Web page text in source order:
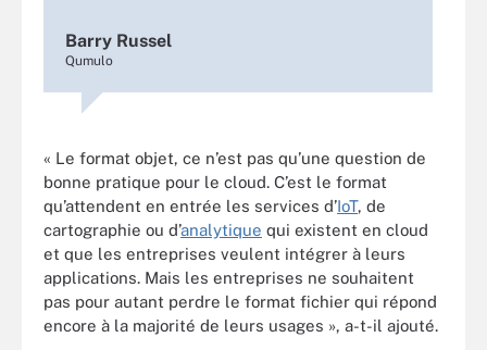
Barry Russel
Qumulo
« Le format objet, ce n’est pas qu’une question de
bonne pratique pour le cloud. C’est le format
qu’attendent en entrée les services d’IoT, de
cartographie ou d’analytique qui existent en cloud
et que les entreprises veulent intégrer à leurs
applications. Mais les entreprises ne souhaitent
pas pour autant perdre le format fichier qui répond
encore à la majorité de leurs usages », a-t-il ajouté.